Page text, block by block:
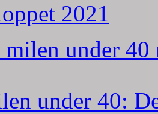
2021
under
under 40: